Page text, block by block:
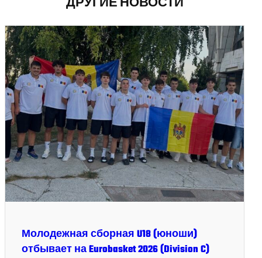
Молодежная сборная U18 (юноши)
отбывает на Eurobasket 2026 (Division C)